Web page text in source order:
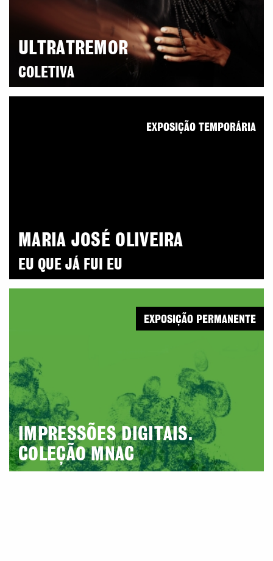
ULTRATREMOR
COLETIVA
MARIA JOSÉ OLIVEIRA
EU QUE JÁ FUI EU
EXPOSIÇÃO TEMPORÁRIA
IMPRESSÕES DIGITAIS.
COLEÇÃO MNAC
EXPOSIÇÃO PERMANENTE